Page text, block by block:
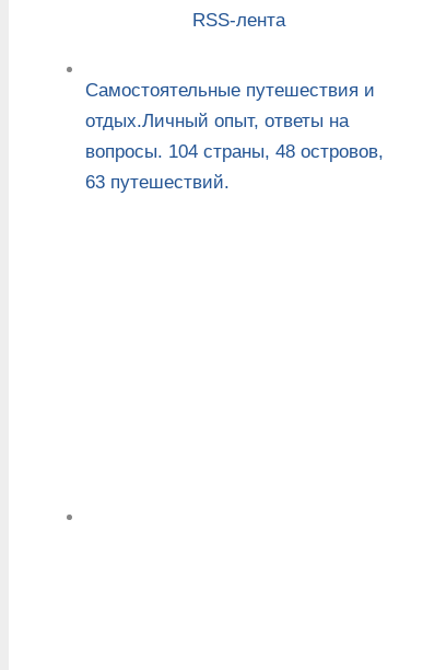
RSS-лента
Самостоятельные путешествия и
отдых.Личный опыт, ответы на
вопросы. 104 страны, 48 островов,
63 путешествий.